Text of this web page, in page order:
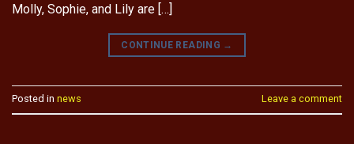
Molly, Sophie, and Lily are […]
CONTINUE READING →
Posted in news Leave a comment